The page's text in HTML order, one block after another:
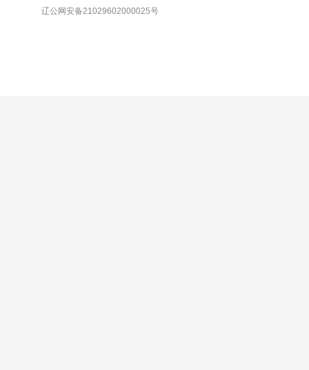
辽公网安备21029602000025号